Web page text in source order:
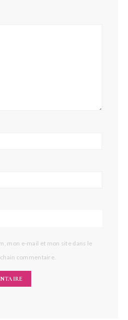
mon e-mail et mon site dans le
commentaire.